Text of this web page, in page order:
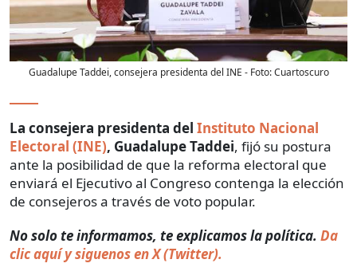
Guadalupe Taddei, consejera presidenta del INE - Foto:Cuartoscuro
La consejera presidenta del Instituto Nacional
Electoral (INE), Guadalupe Taddei, fijó su postura
ante la posibilidad de que la reforma electoral que
enviará el Ejecutivo al Congreso contenga la elección
de consejeros a través de voto popular.
No solo te informamos, te explicamos la política. Da
clic aquí y siguenos en X (Twitter).